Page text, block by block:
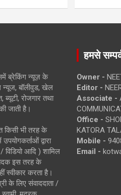
ब्रेकिंग न्यूज़ के
न्यूज, बॉलीवुड, खेल
रोजगार तथा
जाती है।
किसी भी तरह के
द्वारा
विडियो आदि ) शामिल
इस तरह के
स्वीकार करता है।
के लिए संवाददाता /
हमसे
Owner -
Editor -
Associate -
Office -
KATORA
Mobile -
Email -